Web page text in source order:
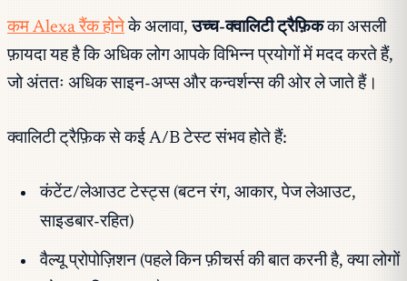
कम Alexa रैंक होनेके अलावा,उच्च-क्वालिटी ट्रैफ़िकका असली
फ़ायदा यह है कि अधिक लोग आपके विभिन्न प्रयोगों में मदद करते हैं,
जो अंततः अधिक साइन-अप्स और कन्वर्शन्स की ओर ले जाते हैं।
क्वालिटी ट्रैफ़िक से कई A/B टेस्ट संभव होते हैं:
कंटेंट/लेआउट टेस्ट्स (बटन रंग, आकार, पेज लेआउट,
साइडबार-रहित)
वैल्यू प्रोपोज़िशन (पहले किन फ़ीचर्स की बात करनी है, क्या लोगों